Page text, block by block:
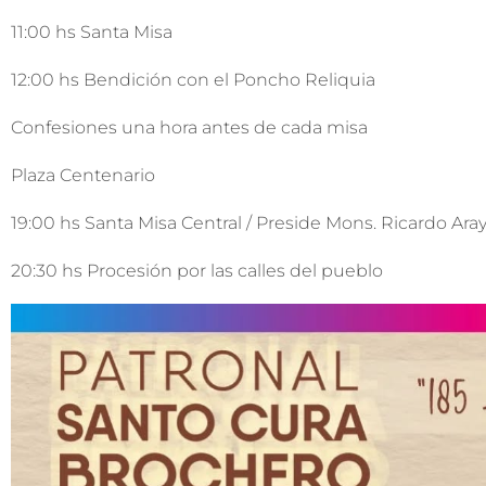
11:00 hs Santa Misa
12:00 hs Bendición con el Poncho Reliquia
Confesiones una hora antes de cada misa
Plaza Centenario
19:00 hs Santa Misa Central / Preside Mons. Ricardo
20:30 hs Procesión por las calles del pueblo